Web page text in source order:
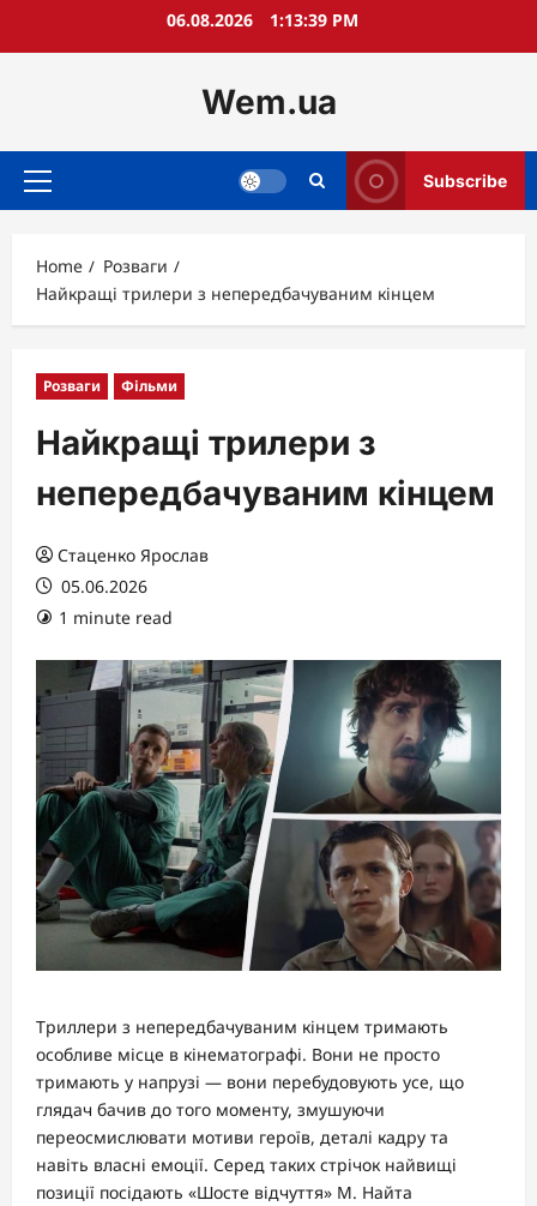
06.08.2026 1:13:40 PM
Wem.ua
Primary
Subscribe
Home
Розваги
Найкращі трилери з непередбачуваним кінцем
Розваги Фільми
Найкращі трилери з
непередбачуваним кінцем
Стаценко Ярослав
05.06.2026
1 minute read
Триллери з непередбачуваним кінцем тримають
особливе місце в кінематографі. Вони не просто
тримають у напрузі — вони перебудовують усе, що
глядач бачив до того моменту, змушуючи
переосмислювати мотиви героїв, деталі кадру та
навіть власні емоції. Серед таких стрічок найвищі
позиції посідають «Шосте відчуття» М. Найта